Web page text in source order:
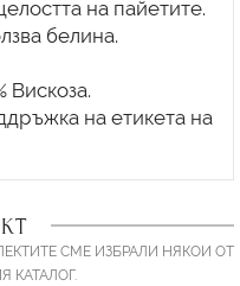
на пайетите.
белина.
Вискоза.
на етикета на
СМЕ ИЗБРАЛИ НЯКОИ ОТ
КАТАЛОГ.